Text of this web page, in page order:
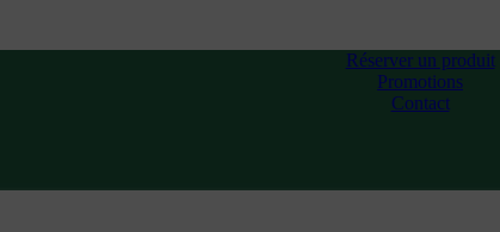
Réserver un produit
Promotions
Contact